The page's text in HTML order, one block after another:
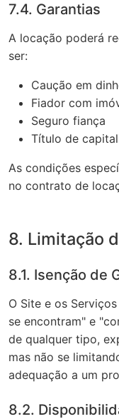
7.4. Garantias
A locação poderá
ser:
Caução em
Fiador com
Seguro fiança
Título de
As condições
no contrato de
8. Limitação
8.1. Isenção de
O Site e os
se encontram" e
de qualquer tipo,
mas não se
adequação a um
8.2.